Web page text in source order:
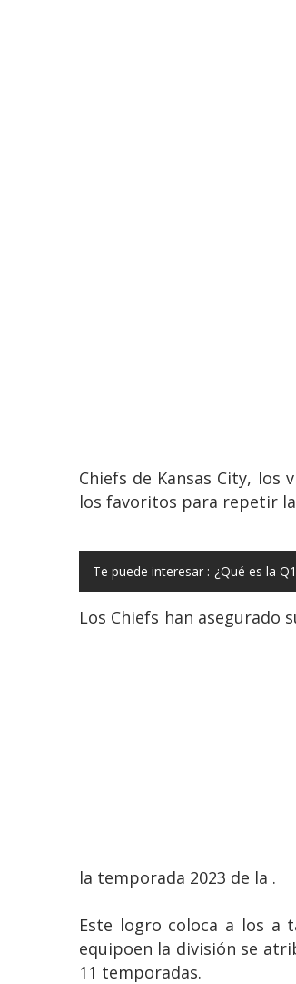
Chiefs de Kansas City,
los favoritos para repetir la
Te puede interesar : ¿Qué es la
Los Chiefs han asegurado
la temporada 2023 de la .
Este logro coloca a los a
equipoen la división se
11 temporadas.